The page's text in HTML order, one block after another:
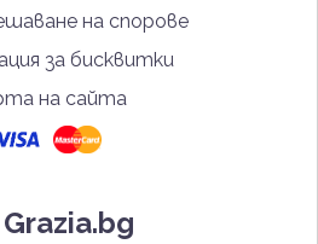
на спорове
за бисквитки
на сайта